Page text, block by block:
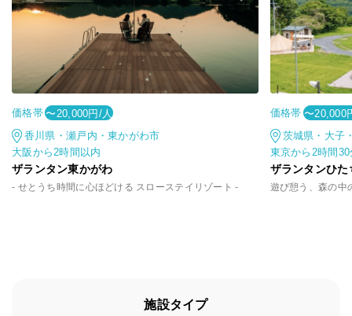
価格帯 〜20,000円/人
香川県・瀬戸内・東かがわ市
大阪から2時間以内
ザランタン東かがわ
- せとうち時間に心ほどける スローステイリゾート -
価格帯 〜20,000
茨城県・大子
東京から2時間
ザランタンひ
施設タイプ